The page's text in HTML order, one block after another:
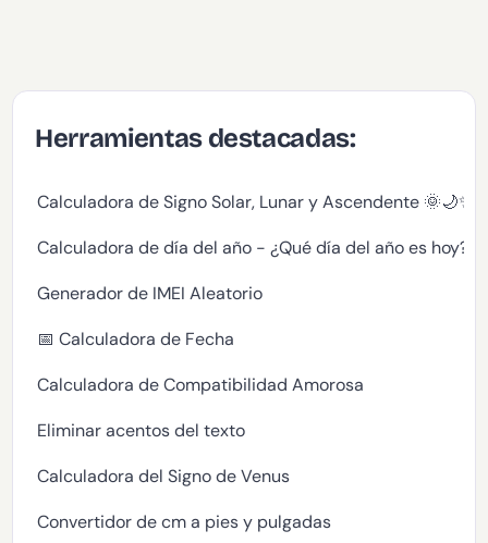
Herramientas destacadas:
Calculadora de Signo Solar, Lunar y Ascendente 🌞🌙✨
Calculadora de día del año - ¿Qué día del año es hoy?
Generador de IMEI Aleatorio
📅 Calculadora de Fecha
Calculadora de Compatibilidad Amorosa
Eliminar acentos del texto
Calculadora del Signo de Venus
Convertidor de cm a pies y pulgadas